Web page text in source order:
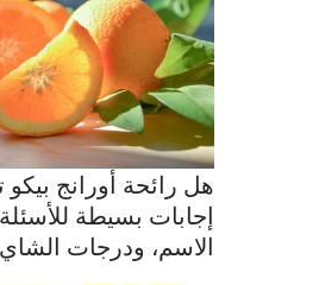
هل رائحة أورانج بيكو
إجابات بسيطة
الاسم، ودرجات